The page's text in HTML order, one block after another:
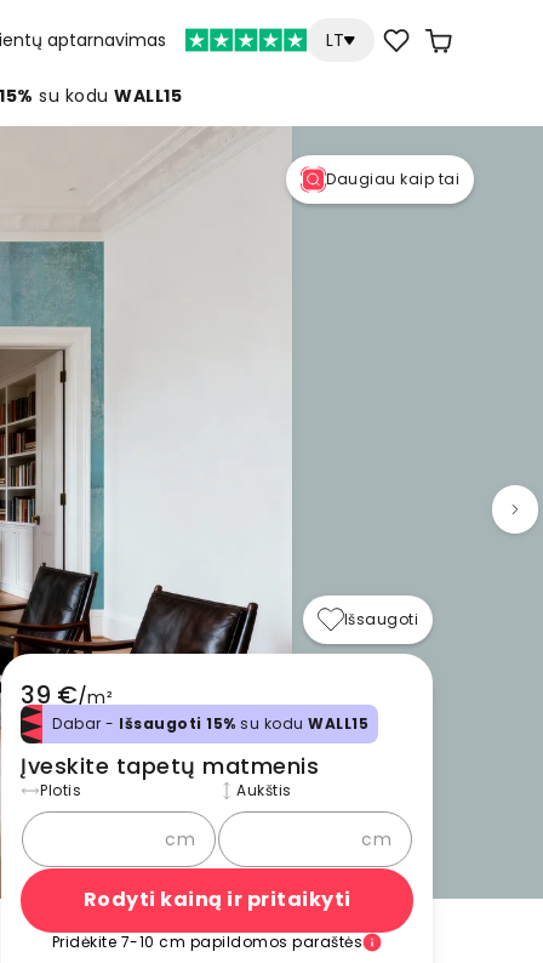
aptarnavimas LT
su koduWALL15
Daugiau kaip tai
Išsaugoti
39 €/m²
Dabar - Išsaugoti 15% su kodu WALL15
Įveskite tapetų matmenis
Plotis
cm
Aukštis
cm
Rodyti kainą ir pritaikyti
Pridėkite 7-10 cm papildomos paraštės